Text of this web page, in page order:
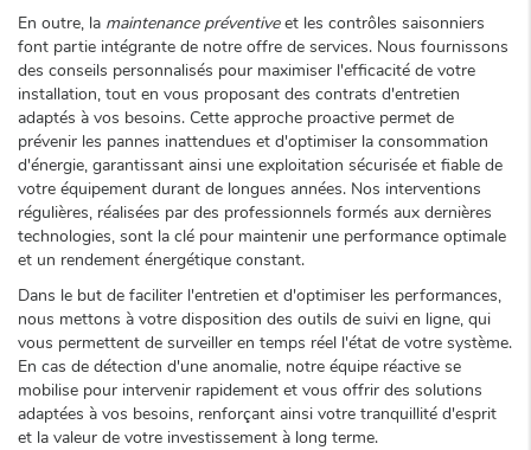
En outre, la maintenance préventiveet les contrôles saisonniers
font partie intégrante de notre offre de services. Nous fournissons
des conseils personnalisés pour maximiser l'efficacité de votre
installation, tout en vous proposant des contrats d'entretien
adaptés à vos besoins. Cette approche proactive permet de
prévenir les pannes inattendues et d'optimiser la consommation
d'énergie, garantissant ainsi une exploitation sécurisée et fiable de
votre équipement durant de longues années. Nos interventions
régulières, réalisées par des professionnels formés aux dernières
technologies, sont la clé pour maintenir une performance optimale
et un rendement énergétique constant.
Dans le but de faciliter l'entretien et d'optimiser les performances,
nous mettons à votre disposition des outils de suivi en ligne, qui
vous permettent de surveiller en temps réel l'état de votre système.
En cas de détection d'une anomalie, notre équipe réactive se
mobilise pour intervenir rapidement et vous offrir des solutions
adaptées à vos besoins, renforçant ainsi votre tranquillité d'esprit
et la valeur de votre investissement à long terme.